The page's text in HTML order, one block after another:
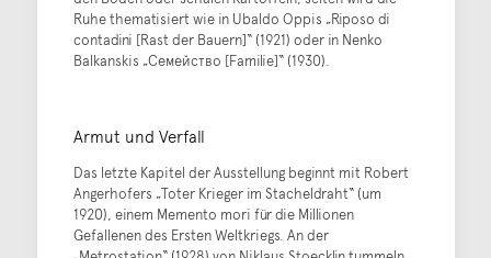
Ruhe thematisiert wie in Ubaldo Oppis „Riposo di
contadini [Rast der Bauern]“ (1921) oder in Nenko
Balkanskis „Семейство [Familie]“ (1930).
Armut und Verfall
Das letzte Kapitel der Ausstellung beginnt mit Robert
Angerhofers „Toter Krieger im Stacheldraht“ (um
1920), einem Memento mori für die Millionen
Gefallenen des Ersten Weltkriegs. An der